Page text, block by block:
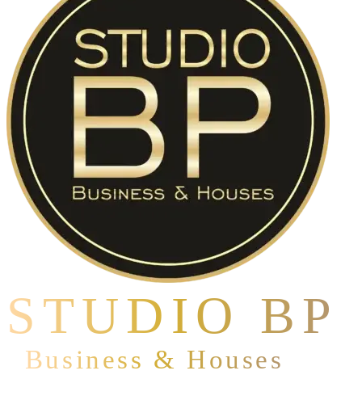
STUDIO BP
Business & Houses